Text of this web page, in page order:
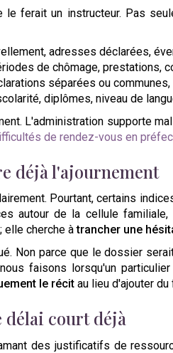
ferait un instructeur. Pas
adresses déclarées,
de chômage, prestations,
séparées ou
diplômes, niveau de
L'administration supporte
de rendez-vous en
déjà l'ajournement
Pourtant, certains
autour de la cellule
elle cherche àtrancher une
Non parce que le dossier
faisons lorsqu'un
le récit au lieu d'ajouter du
délai court déjà
des justificatifs de